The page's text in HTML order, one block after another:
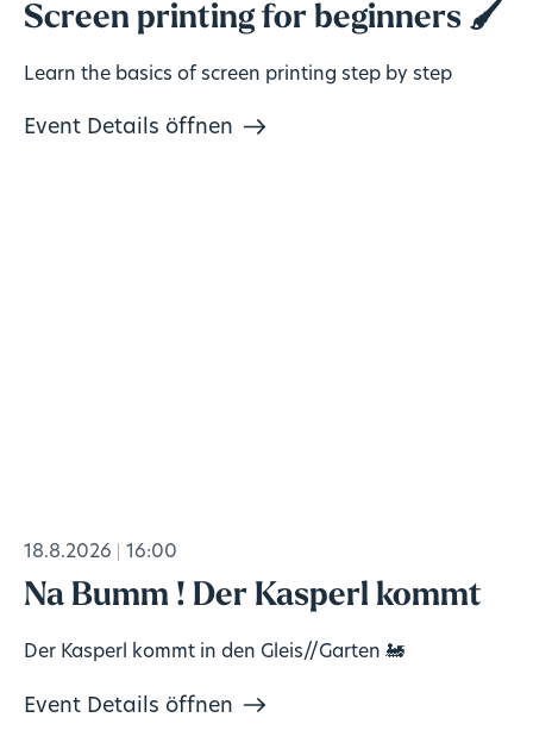
Screen printing for beginners 🖌️
Learn the basics of screen printing step by step
Event Details öffnen
18.8.2026 16:00
Na Bumm ! Der Kasperl kommt
Der Kasperl kommt in den Gleis//Garten 🚂
Event Details öffnen